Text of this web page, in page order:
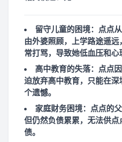
留守儿童的困境：点点
由外婆照顾，上学路途遥
常打骂，导致她低血压和心
高中教育的失落：点点
迫放弃高中教育，只能在
个遗憾。
家庭财务困境：点点的
但仍然负债累累，无法供
债。